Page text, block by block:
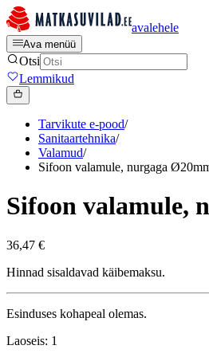
avalehele
Ava menüü
Otsi
Lemmikud
Tarvikute e-pood/
Sanitaartehnika/
Valamud/
Sifoon valamule, nurgaga
Sifoon valamule,
36,47 €
Hinnad sisaldavad käibemaksu.
Esinduses kohapeal olemas.
Laoseis: 1